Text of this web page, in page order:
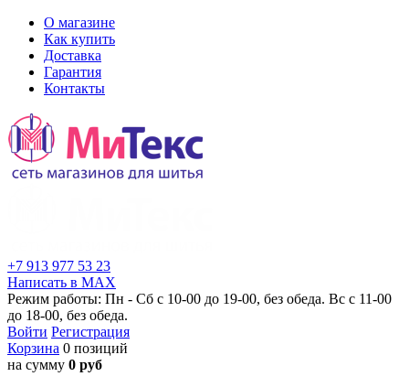
О магазине
Как купить
Доставка
Гарантия
Контакты
+7 913 977 53 23
Написать в MAX
Режим работы: Пн - Сб с 10-00 до 19-00, без обеда. Вс с 11-00
до 18-00, без обеда.
Войти Регистрация
Корзина 0 позиций
на сумму 0 руб